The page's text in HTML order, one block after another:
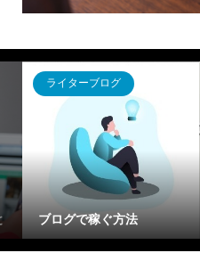
ライターブログ
ブログで稼ぐ方法